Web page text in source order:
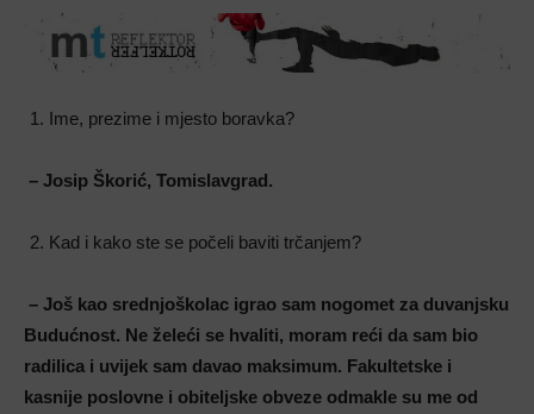
Ime, prezime i mjesto boravka?
– Josip Škorić, Tomislavgrad.
Kad i kako ste se počeli baviti trčanjem?
– Još kao srednjoškolac igrao sam nogomet za duvanjsku
Budućnost. Ne želeći se hvaliti, moram reći da sam bio
radilica i uvijek sam davao maksimum. Fakultetske i
kasnije poslovne i obiteljske obveze odmakle su me od